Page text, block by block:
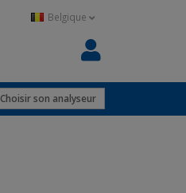
Belgique
Choisir son analyseur